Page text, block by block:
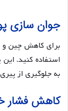
جوان سازی
برای کاهش چین و
استفاده کنید.
به جلوگیری از
کاهش فشار